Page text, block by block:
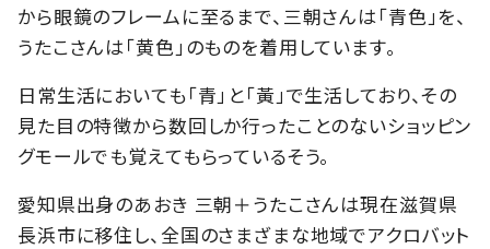
から眼鏡のフレームに至るまで、三朝さんは「青色」を、
うたこさんは「黄色」のものを着用しています。
日常生活においても「青」と「黃」で生活しており、その
見た目の特徴から数回しか行ったことのないショッピン
グモールでも覚えてもらっているそう。
愛知県出身のあおき 三朝＋うたこさんは現在滋賀県
長浜市に移住し、全国のさまざまな地域でアクロバット